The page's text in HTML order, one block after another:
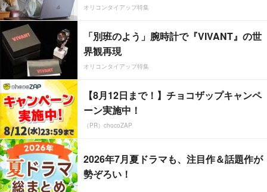
オリコンタイアップ特集
「別班のよう」腕時計で『VIVANT』の世
界観再現
オリコンタイアップ特集
【8月12日まで！】チョコザップキャンペ
ーン実施中！
（PR）chocoZAP
2026年7月夏ドラマも、注目作＆話題作が
勢ぞろい！